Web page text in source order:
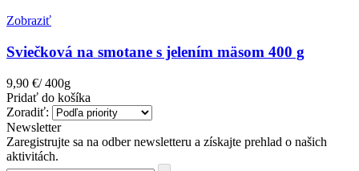
Zobraziť
Sviečková na smotane s jelením mäsom 400 g
9,90 €/ 400g
Pridať do košíka
Zoradiť:
Newsletter
Zaregistrujte sa na odber newsletteru a získajte prehlad o našich
aktivitách.